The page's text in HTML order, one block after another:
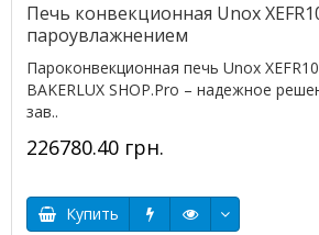
Печь конвекционная Unox
пароувлажнением
Пароконвекционная печь Unox
BAKERLUX SHOP.Pro – надежное
зав..
226780.40 грн.
Купить